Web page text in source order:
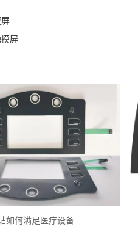
屏
如何满足医疗设备...